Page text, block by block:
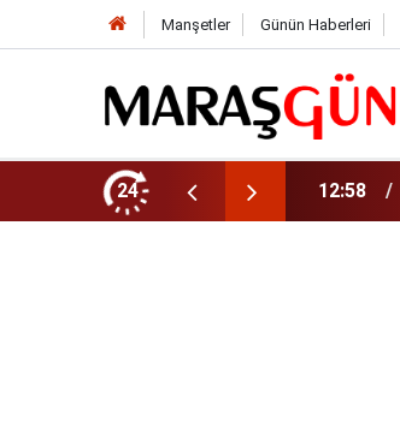
Manşetler Günün Haberleri
24
Çavuş Ölü Bulundu 11:35